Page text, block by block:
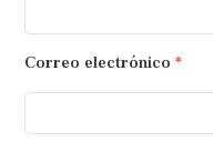
Correo electrónico *